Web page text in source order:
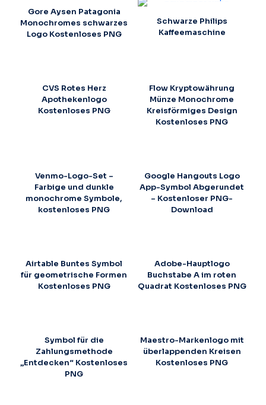
Gore Aysen Patagonia
Monochromes schwarzes
Logo Kostenloses PNG
Schwarze Philips
Kaffeemaschine
CVS Rotes Herz
Apothekenlogo
Kostenloses PNG
Flow Kryptowährung
Münze Monochrome
Kreisförmiges Design
Kostenloses PNG
Venmo-Logo-Set –
Farbige und dunkle
monochrome Symbole,
kostenloses PNG
Google Hangouts Logo
App-Symbol Abgerundet
– Kostenloser PNG-
Download
Airtable Buntes Symbol
für geometrische Formen
Kostenloses PNG
Adobe-Hauptlogo
Buchstabe A im roten
Quadrat Kostenloses PNG
Symbol für die
Zahlungsmethode
„Entdecken“ Kostenloses
PNG
Maestro-Markenlogo mit
überlappenden Kreisen
Kostenloses PNG